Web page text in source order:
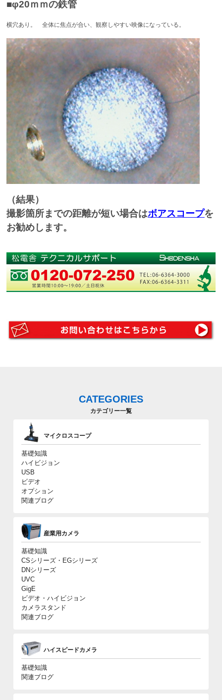
■φ20ｍｍの鉄管
横穴あり。 全体に焦点が合い、観察しやすい映像になっている。
（結果）
撮影箇所までの距離が短い場合はボアスコープを
お勧めします。
CATEGORIES
カテゴリー一覧
マイクロスコープ
基礎知識
ハイビジョン
USB
ビデオ
オプション
関連ブログ
産業用カメラ
基礎知識
CSシリーズ・EGシリーズ
DNシリーズ
UVC
GigE
ビデオ・ハイビジョン
カメラスタンド
関連ブログ
ハイスピードカメラ
基礎知識
関連ブログ